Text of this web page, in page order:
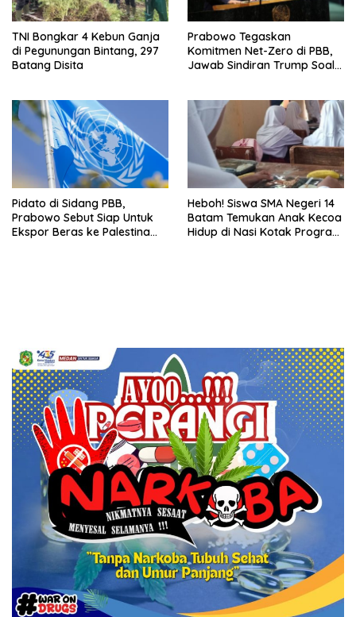
TNI Bongkar 4 Kebun Ganja
di Pegunungan Bintang, 297
Batang Disita
Prabowo Tegaskan
Komitmen Net-Zero di PBB,
Jawab Sindiran Trump Soal
Pidato di Sidang PBB,
Prabowo Sebut Siap Untuk
Ekspor Beras ke Palestina
Heboh! Siswa SMA Negeri 14
Batam Temukan Anak Kecoa
Hidup di Nasi Kotak Program